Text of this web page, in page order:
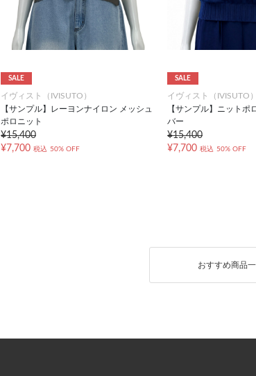
SALE
イヴィスト（IVISUTO）
【サンプル】レーヨンナイロン メッシュ
ポロニット
¥15,400
¥7,700 税込 50% OFF
SALE
イヴィスト（IVISUTO）
【サンプル】ニットポ
バー
¥15,400
¥7,700 税込 50% OFF
おすすめ商品